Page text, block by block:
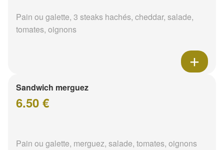
Pain ou galette, 3 steaks hachés, cheddar, salade,
tomates, oignons
Sandwich merguez
6.50 €
Pain ou galette, merguez, salade, tomates, oignons